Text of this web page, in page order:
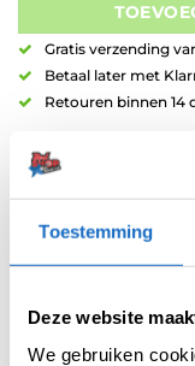
Toestemming
Deze website
We gebruiken
Gratis verzending
Betaal later met
Retouren binnen 14